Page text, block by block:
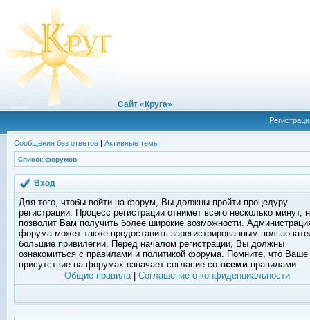
Сайт «Круга»
Сообщения без ответов | Активные темы
Список форумов
Вход
Для того, чтобы войти на форум, Вы должны пройти процедуру
регистрации. Процесс регистрации отнимет всего несколько минут,
позволит Вам получить более широкие возможности.
форума может также предоставить зарегистрированным
большие привилегии. Перед началом регистрации, Вы должны
ознакомиться с правилами и политикой форума. Помните, что Ваше
присутствие на форумах означает согласие со всеми правилами.
Общие правила| Соглашение о конфиденциальности